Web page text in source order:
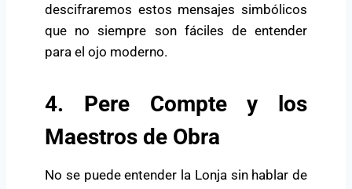
descifraremos estos mensajes simbólicos
que no siempre son fáciles de entender
para el ojo moderno.
4. Pere Compte y los
Maestros de Obra
No se puede entender la Lonja sin hablar de